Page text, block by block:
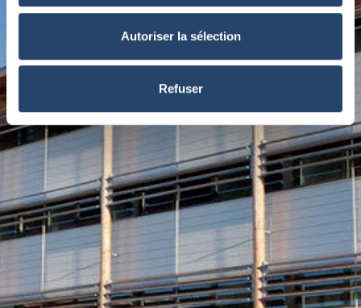
Autoriser la sélection
Refuser